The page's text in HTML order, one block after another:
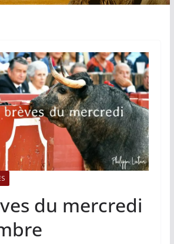
du mercredi